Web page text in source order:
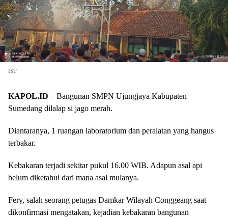
IST
KAPOL.ID – Bangunan SMPN Ujungjaya Kabupaten
Sumedang dilalap si jago merah.
Diantaranya, 1 ruangan laboratorium dan peralatan yang hangus
terbakar.
Kebakaran terjadi sekitar pukul 16.00 WIB. Adapun asal api
belum diketahui dari mana asal mulanya.
Fery, salah seorang petugas Damkar Wilayah Conggeang saat
dikonfirmasi mengatakan, kejadian kebakaran bangunan